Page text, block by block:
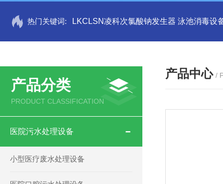
热门关键词: LKCLSN凌科次氯酸钠发生器 泳池消毒设
产品分类
PRODUCT CLASSIFICATION
医院污水处理设备
小型医疗废水处理设备
产品中心 /